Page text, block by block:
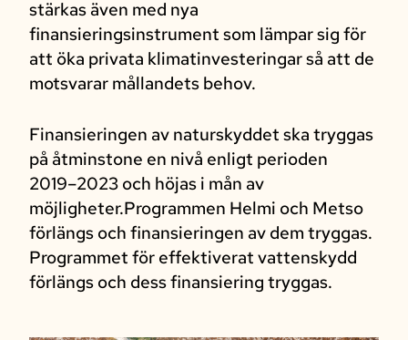
stärkas även med nya
finansieringsinstrument som lämpar sig för
att öka privata klimatinvesteringar så att de
motsvarar mållandets behov.
Finansieringen av naturskyddet ska tryggas
på åtminstone en nivå enligt perioden
2019–2023 och höjas i mån av
möjligheter.Programmen Helmi och Metso
förlängs och finansieringen av dem tryggas.
Programmet för effektiverat vattenskydd
förlängs och dess finansiering tryggas.